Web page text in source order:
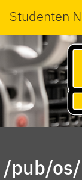
Studenten
/pub/